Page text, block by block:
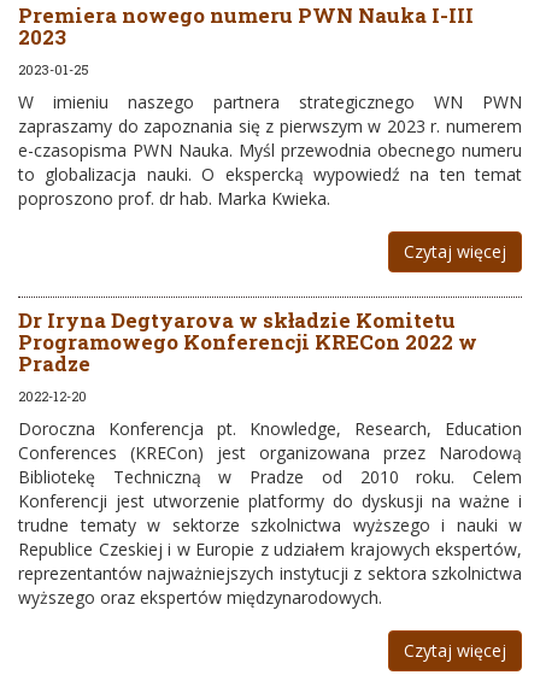
Premiera nowego numeru PWN Nauka I-III
2023
2023-01-25
W imieniu naszego partnera strategicznego WN PWN
zapraszamy do zapoznania się z pierwszym w 2023 r. numerem
e-czasopisma PWN Nauka. Myśl przewodnia obecnego numeru
to globalizacja nauki. O ekspercką wypowiedź na ten temat
poproszono prof. dr hab. Marka Kwieka.
Czytaj więcej
Dr Iryna Degtyarova w składzie Komitetu
Programowego Konferencji KRECon 2022 w
Pradze
2022-12-20
Doroczna Konferencja pt. Knowledge, Research, Education
Conferences (KRECon) jest organizowana przez Narodową
Bibliotekę Techniczną w Pradze od 2010 roku. Celem
Konferencji jest utworzenie platformy do dyskusji na ważne i
trudne tematy w sektorze szkolnictwa wyższego i nauki w
Republice Czeskiej i w Europie z udziałem krajowych ekspertów,
reprezentantów najważniejszych instytucji z sektora szkolnictwa
wyższego oraz ekspertów międzynarodowych.
Czytaj więcej